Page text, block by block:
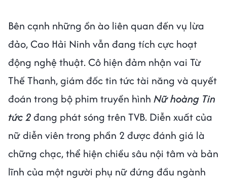
Bên cạnh những ồn ào liên quan đến vụ lừa
đảo, Cao Hải Ninh vẫn đang tích cực hoạt
động nghệ thuật. Cô hiện đảm nhận vai Từ
Thế Thanh, giám đốc tin tức tài năng và quyết
đoán trong bộ phim truyền hình Nữ hoàng Tin
tức 2đang phát sóng trên TVB. Diễn xuất của
nữ diễn viên trong phần 2 được đánh giá là
chững chạc, thể hiện chiều sâu nội tâm và bản
lĩnh của một người phụ nữ đứng đầu ngành